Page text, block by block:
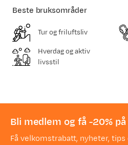
Beste bruksområder
Tur og friluftsliv
Hverdag og aktiv
livsstil
Bli medlem og få -20%
Få velkomstrabatt, nyheter, tips